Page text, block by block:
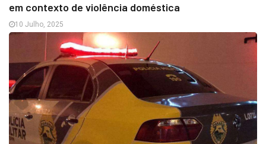
em contexto de violência doméstica
10 Julho, 2025